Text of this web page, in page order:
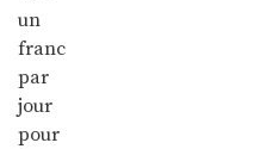
un
franc
par
jour
pour